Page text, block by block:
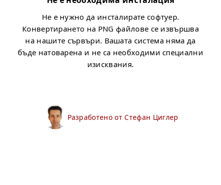
Не е нужно да инсталирате софтуер.
Конвертирането на PNG файлове се извършва
на нашите сървъри. Вашата система няма да
бъде натоварена и не са необходими специални
изисквания.
Разработено от Стефан Циглер